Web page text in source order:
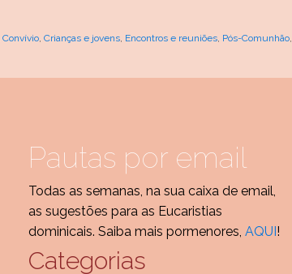
Convívio, Crianças e jovens, Encontros e reuniões, Pós-Comunhão,
Pautas por email
Todas as semanas, na sua caixa de email,
as sugestões para as Eucaristias
dominicais. Saiba mais pormenores, AQUI !
Categorias